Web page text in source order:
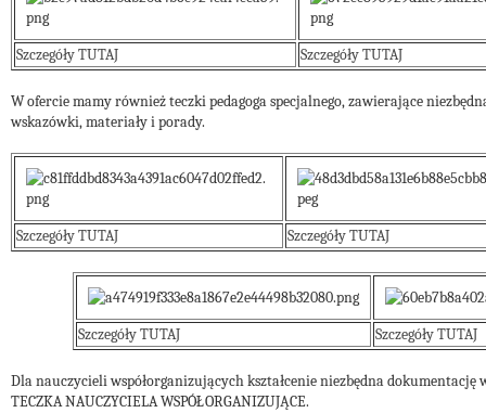
Szczegóły TUTAJ Szczegóły TUTAJ
W ofercie mamy również teczki pedagoga specjalnego, zawierające
wskazówki, materiały i porady.
Szczegóły TUTAJ Szczegóły TUTAJ
Szczegóły TUTAJ Szczegóły TUTAJ
Dla nauczycieli współorganizujących kształcenie niezbędna
TECZKA NAUCZYCIELA WSPÓŁORGANIZUJĄCE.